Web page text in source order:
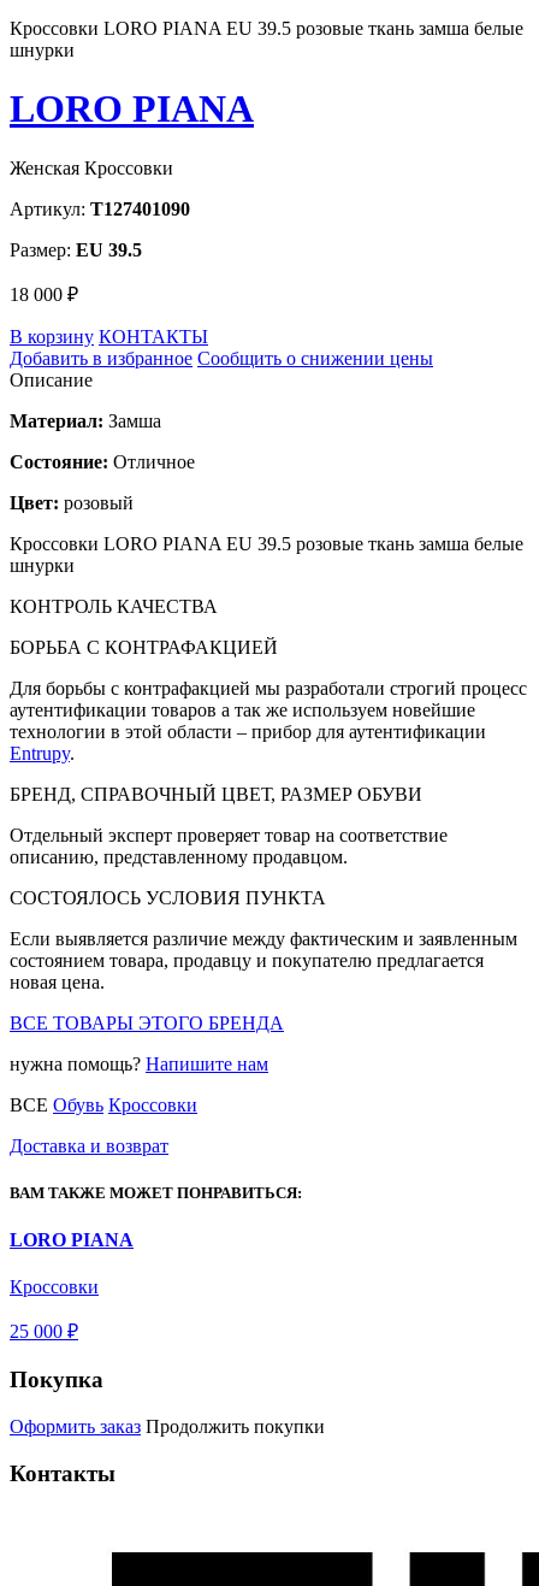
Кроссовки LORO PIANA EU 39.5 розовые ткань замша белые
шнурки
LORO PIANA
Женская Кроссовки
Артикул: T127401090
Размер: EU 39.5
18 000 ₽
В корзину КОНТАКТЫ
Добавить в избранное Сообщить о снижении цены
Описание
Материал: Замша
Состояние: Отличное
Цвет: розовый
Кроссовки LORO PIANA EU 39.5 розовые ткань замша белые
шнурки
КОНТРОЛЬ КАЧЕСТВА
БОРЬБА С КОНТРАФАКЦИЕЙ
Для борьбы с контрафакцией мы разработали строгий процесс
аутентификации товаров а так же используем новейшие
технологии в этой области – прибор для аутентификации
Entrupy.
БРЕНД, СПРАВОЧНЫЙ ЦВЕТ, РАЗМЕР ОБУВИ
Отдельный эксперт проверяет товар на соответствие
описанию, представленному продавцом.
СОСТОЯЛОСЬ УСЛОВИЯ ПУНКТА
Если выявляется различие между фактическим и заявленным
состоянием товара, продавцу и покупателю предлагается
новая цена.
ВСЕ ТОВАРЫ ЭТОГО БРЕНДА
нужна помощь? Напишите нам
ВСЕ Обувь Кроссовки
Доставка и возврат
ВАМ ТАКЖЕ МОЖЕТ ПОНРАВИТЬСЯ:
LORO PIANA
Кроссовки
25 000 ₽
Покупка
Оформить заказ Продолжить покупки
Контакты